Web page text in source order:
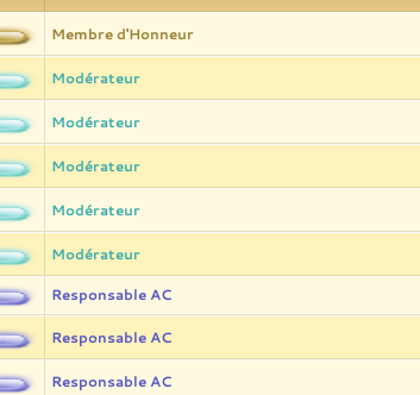
Membre d'Honneur
Modérateur
Modérateur
Modérateur
Modérateur
Modérateur
Responsable AC
Responsable AC
Responsable AC